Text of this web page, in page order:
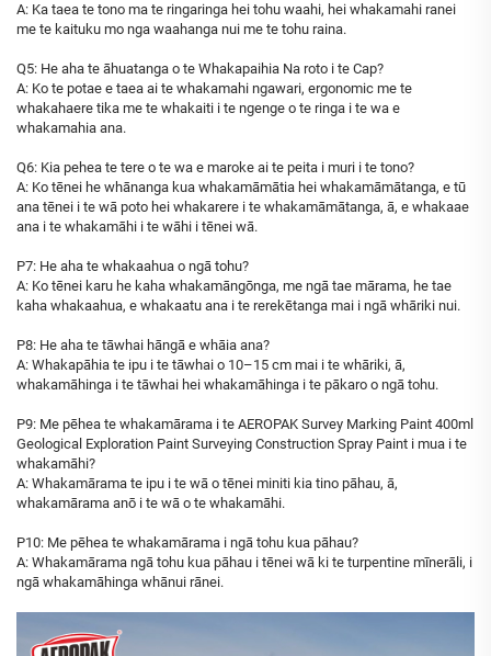
A: Ka taea te tono ma te ringaringa hei tohu waahi, hei whakamahi ranei
me te kaituku mo nga waahanga nui me te tohu raina.
Q5: He aha te āhuatanga o te Whakapaihia Na roto i te Cap?
A: Ko te potae e taea ai te whakamahi ngawari, ergonomic me te
whakahaere tika me te whakaiti i te ngenge o te ringa i te wa e
whakamahia ana.
Q6: Kia pehea te tere o te wa e maroke ai te peita i muri i te tono?
A: Ko tēnei he whānanga kua whakamāmātia hei whakamāmātanga, e tū
ana tēnei i te wā poto hei whakarere i te whakamāmātanga, ā, e whakaae
ana i te whakamāhi i te wāhi i tēnei wā.
P7: He aha te whakaahua o ngā tohu?
A: Ko tēnei karu he kaha whakamāngōnga, me ngā tae mārama, he tae
kaha whakaahua, e whakaatu ana i te rerekētanga mai i ngā whāriki nui.
P8: He aha te tāwhai hāngā e whāia ana?
A: Whakapāhia te ipu i te tāwhai o 10–15 cm mai i te whāriki, ā,
whakamāhinga i te tāwhai hei whakamāhinga i te pākaro o ngā tohu.
P9: Me pēhea te whakamārama i te AEROPAK Survey Marking Paint 400ml
Geological Exploration Paint Surveying Construction Spray Paint i mua i te
whakamāhi?
A: Whakamārama te ipu i te wā o tēnei miniti kia tino pāhau, ā,
whakamārama anō i te wā o te whakamāhi.
P10: Me pēhea te whakamārama i ngā tohu kua pāhau?
A: Whakamārama ngā tohu kua pāhau i tēnei wā ki te turpentine mīnerāli, i
ngā whakamāhinga whānui rānei.